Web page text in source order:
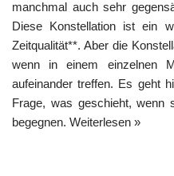
manchmal auch sehr
Diese Konstellation ist ein
Zeitqualität**. Aber die
wenn in einem einzelnen
aufeinander treffen. Es geht
Frage, was geschieht, wenn
begegnen. Weiterlesen »